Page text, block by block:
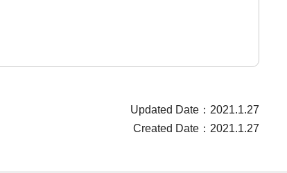
Updated Date：2021.1.27
Created Date：2021.1.27